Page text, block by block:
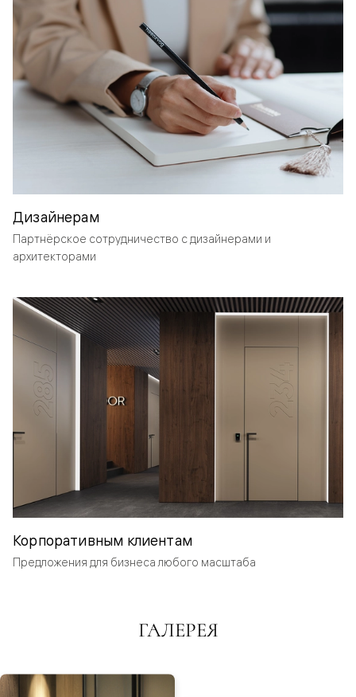
Дизайнерам
Партнёрское сотрудничество с дизайнерами и
архитекторами
Корпоративным клиентам
Предложения для бизнеса любого масштаба
ГАЛЕРЕЯ